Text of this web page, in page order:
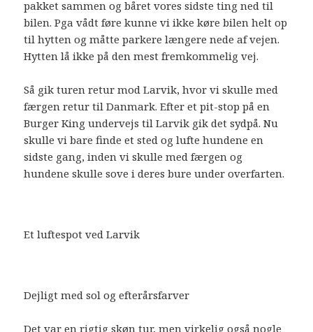
pakket sammen og båret vores sidste ting ned til
bilen. Pga vådt føre kunne vi ikke køre bilen helt op
til hytten og måtte parkere længere nede af vejen.
Hytten lå ikke på den mest fremkommelig vej.
Så gik turen retur mod Larvik, hvor vi skulle med
færgen retur til Danmark. Efter et pit-stop på en
Burger King undervejs til Larvik gik det sydpå. Nu
skulle vi bare finde et sted og lufte hundene en
sidste gang, inden vi skulle med færgen og
hundene skulle sove i deres bure under overfarten.
Et luftespot ved Larvik
Dejligt med sol og efterårsfarver
Det var en rigtig skøn tur, men virkelig også nogle